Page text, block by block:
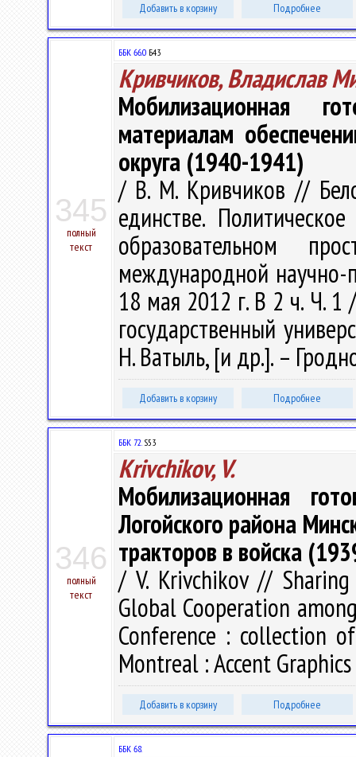
Добавить в корзину Подробнее
345
полный
текст
ББК 66.0 Б43
Кривчиков, Владислав
Мобилизационная
материалам
округа (1940-1941)
/ В. М. Кривчиков //
единстве.
образовательном
международной научно-
18 мая 2012 г. В 2 ч. Ч. 1
государственный
Н. Ватыль, [и др.]. –
Добавить в корзину Подробнее
346
полный
текст
ББК 72.S53
Krivchikov, V.
Мобилизационная
Логойского района
тракторов в войска
/ V. Krivchikov //
Global Cooperation
Conference : collection
Montreal : Accent
Добавить в корзину Подробнее
ББК 68.